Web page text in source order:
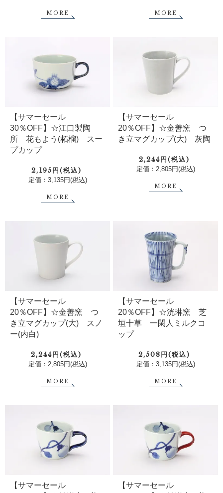
MORE MORE
【サマーセール
30％OFF】☆江口製陶
所 花もよう(柘榴) スー
プカップ
2,195円(税込)
定価：3,135円(税込)
MORE
【サマーセール
20％OFF】☆金善窯 つ
き立マグカップ(大) 灰陶
2,244円(税込)
定価：2,805円(税込)
MORE
【サマーセール
20％OFF】☆金善窯 つ
き立マグカップ(大) スノ
ー(内白)
2,244円(税込)
定価：2,805円(税込)
MORE
【サマーセール
20％OFF】☆洸琳窯 芝
垣十草 一閑人ミルクコ
ップ
2,508円(税込)
定価：3,135円(税込)
MORE
【サマーセール
【サマーセール